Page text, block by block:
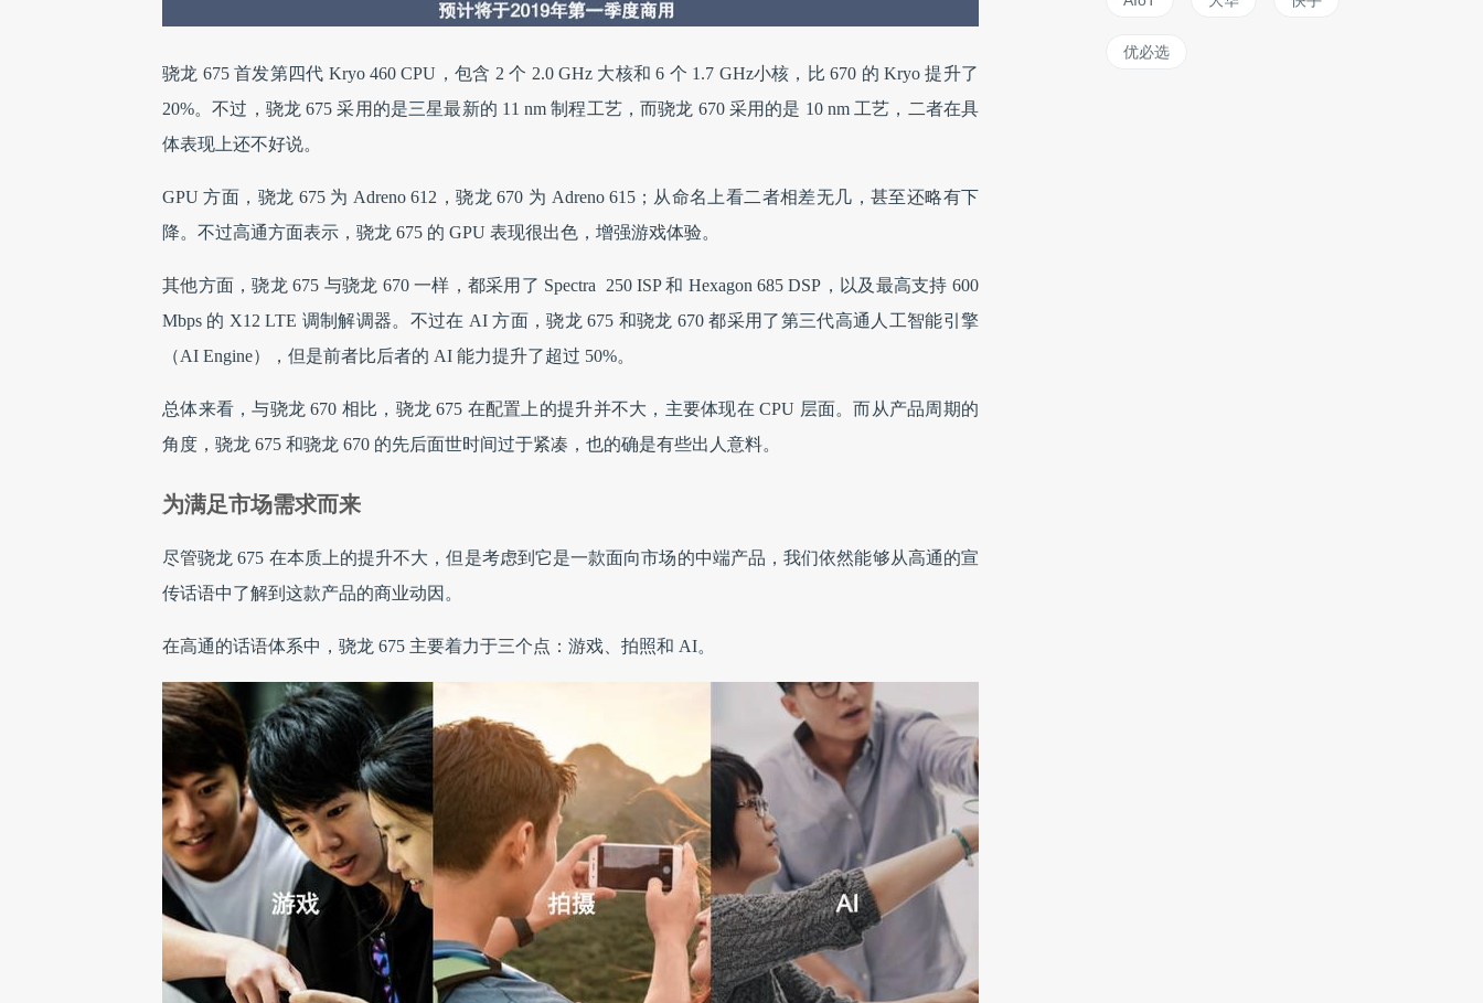
骁龙 675 首发第四代 Kryo 460 CPU，包含 2 个 2.0 GHz 大核和 6 个 1.7 GHz小核，比 670 的 Kryo 提升了
20%。不过，骁龙 675 采用的是三星最新的 11 nm 制程工艺，而骁龙 670 采用的是 10 nm 工艺，二者在具
体表现上还不好说。
GPU 方面，骁龙 675 为 Adreno 612，骁龙 670 为 Adreno 615；从命名上看二者相差无几，甚至还略有下
降。不过高通方面表示，骁龙 675 的 GPU 表现很出色，增强游戏体验。
其他方面，骁龙 675 与骁龙 670 一样，都采用了 Spectra 250 ISP 和 Hexagon 685 DSP，以及最高支持 600
Mbps 的 X12 LTE 调制解调器。不过在 AI 方面，骁龙 675 和骁龙 670 都采用了第三代高通人工智能引擎
（AI Engine），但是前者比后者的 AI 能力提升了超过 50%。
总体来看，与骁龙 670 相比，骁龙 675 在配置上的提升并不大，主要体现在 CPU 层面。而从产品周期的
角度，骁龙 675 和骁龙 670 的先后面世时间过于紧凑，也的确是有些出人意料。
为满足市场需求而来
尽管骁龙 675 在本质上的提升不大，但是考虑到它是一款面向市场的中端产品，我们依然能够从高通的宣
传话语中了解到这款产品的商业动因。
在高通的话语体系中，骁龙 675 主要着力于三个点：游戏、拍照和 AI。
优必选